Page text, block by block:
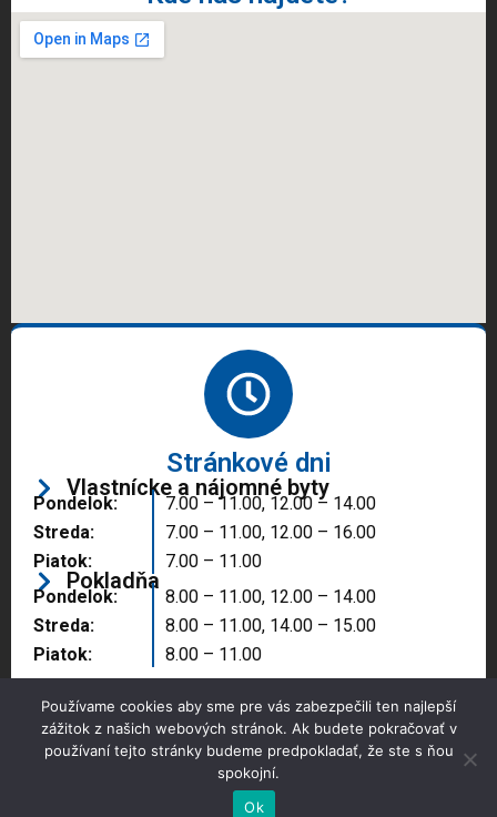
Stránkové dni
Vlastnícke a nájomné byty
Pondelok:
Streda:
Piatok:
7.00 – 11.00, 12.00 – 14.00
7.00 – 11.00, 12.00 – 16.00
7.00 – 11.00
Pokladňa
Pondelok:
Streda:
Piatok:
8.00 – 11.00, 12.00 – 14.00
8.00 – 11.00, 14.00 – 15.00
8.00 – 11.00
Copyright © 2025 Správa majetku mesta, n.o.,
Partizánske
Používame cookies aby sme pre vás zabezpečili ten najlepší
zážitok z našich webových stránok. Ak budete pokračovať v
používaní tejto stránky budeme predpokladať, že ste s ňou
spokojní.
Ok